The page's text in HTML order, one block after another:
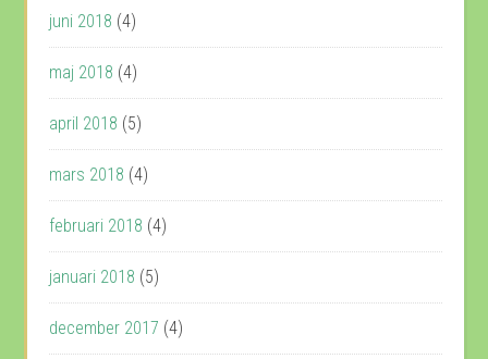
juni 2018 (4)
maj 2018 (4)
april 2018 (5)
mars 2018 (4)
februari 2018 (4)
januari 2018 (5)
december 2017 (4)